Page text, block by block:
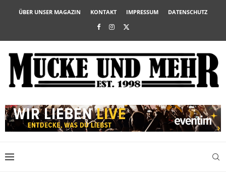
ÜBER UNSER MAGAZIN KONTAKT IMPRESSUM DATENSCHUTZ